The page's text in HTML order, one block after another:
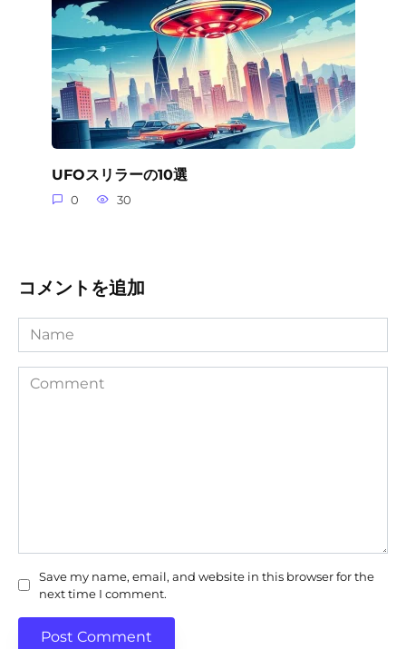
UFOスリラーの10選
0 30
コメントを追加
Name
Comment
Save my name, email, and website in this browser for the
next time I comment.